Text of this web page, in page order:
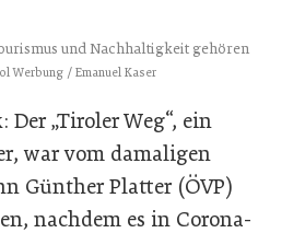
und Nachhaltigkeit gehören
Werbung / Emanuel Kaser
„Tiroler Weg“, ein
war vom damaligen
Günther Platter (ÖVP)
nachdem es in Corona-